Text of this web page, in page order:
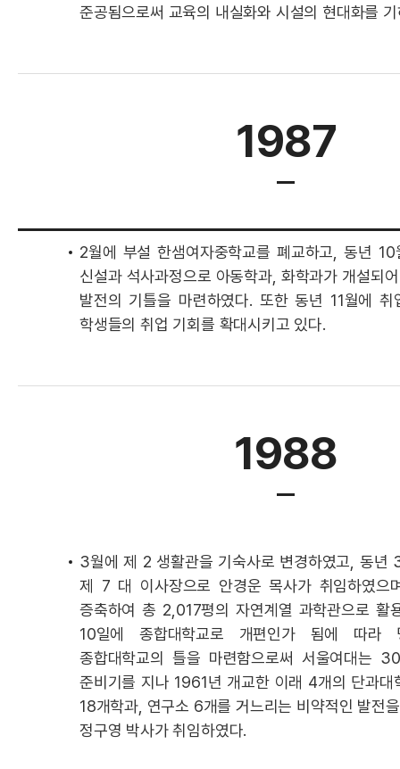
준공됨으로써 교육의 내실화와 시설의 현대화를
1987
2월에 부설 한샘여자중학교를 폐교하고, 동년
신설과 석사과정으로 아동학과, 화학과가 개설되
발전의 기틀을 마련하였다. 또한 동년 11월에 취
학생들의 취업 기회를 확대시키고 있다.
1988
3월에 제 2 생활관을 기숙사로 변경하였고, 동년
제 7 대 이사장으로 안경운 목사가 취임하였으
증축하여 총 2,017평의 자연계열 과학관으로 활
10일에 종합대학교로 개편인가 됨에 따라
종합대학교의 틀을 마련함으로써 서울여대는
준비기를 지나 1961년 개교한 이래 4개의 단과
18개학과, 연구소 6개를 거느리는 비약적인 발전
정구영 박사가 취임하였다.